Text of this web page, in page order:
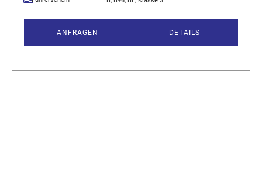
ANFRAGEN DETAILS